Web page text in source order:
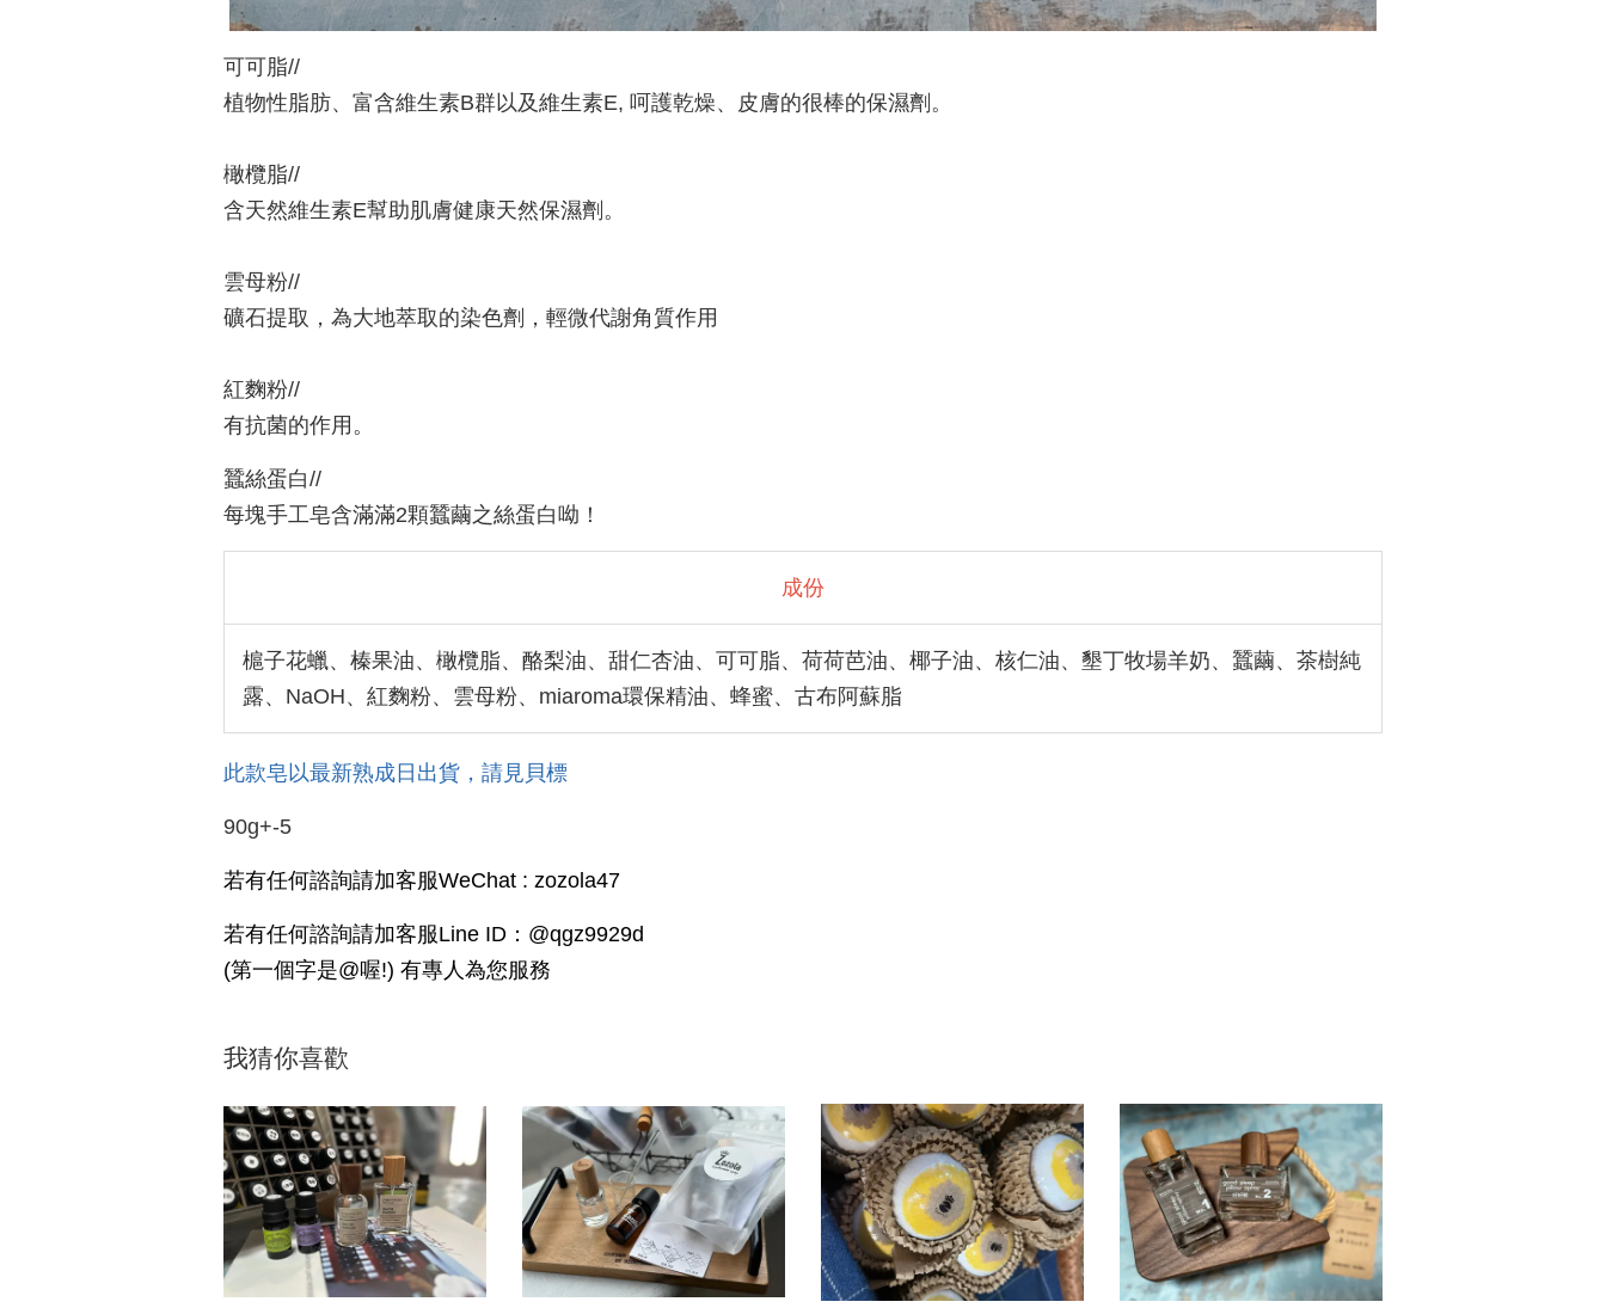
可可脂//
植物性脂肪、富含維生素B群以及維生素E, 呵護乾燥、皮膚的很棒的保濕劑。
橄欖脂//
含天然維生素E幫助肌膚健康天然保濕劑。
雲母粉//
礦石提取，為大地萃取的染色劑，輕微代謝角質作用
紅麴粉//
有抗菌的作用。
蠶絲蛋白//
每塊手工皂含滿滿2顆蠶繭之絲蛋白呦！
成份
槴子花蠟、榛果油、橄欖脂、酪梨油、甜仁杏油、可可脂、荷荷芭油、椰子油、核仁油、墾丁牧場羊奶、蠶繭、茶樹純
露、NaOH、紅麴粉、雲母粉、miaroma環保精油、蜂蜜、古布阿蘇脂
此款皂以最新熟成日出貨，請見貝標
90g+-5
若有任何諮詢請加客服WeChat : zozola47
若有任何諮詢請加客服Line ID：@qgz9929d
(第一個字是@喔!) 有專人為您服務
我猜你喜歡